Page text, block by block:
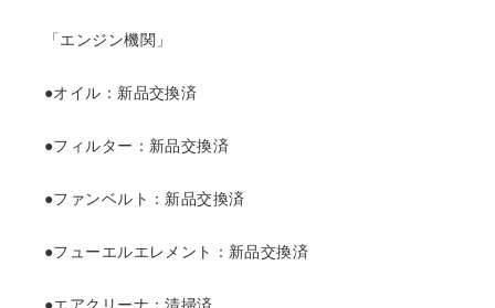
「エンジン機関」
●オイル：新品交換済
●フィルター：新品交換済
●ファンベルト：新品交換済
●フューエルエレメント：新品交換済